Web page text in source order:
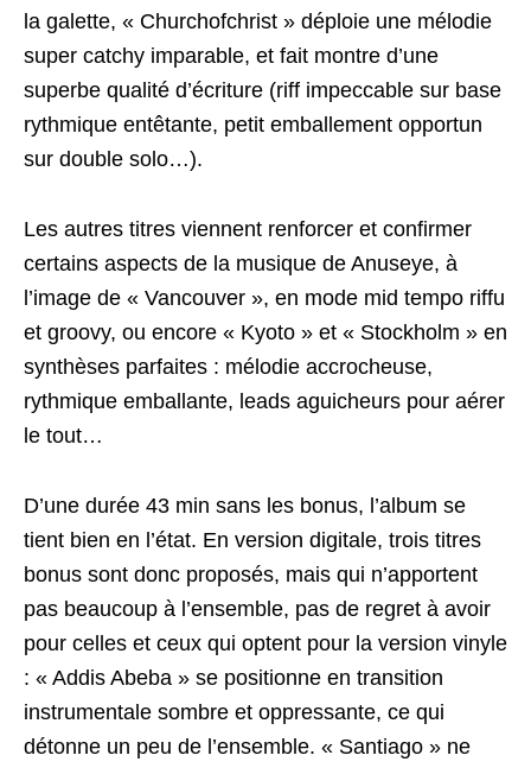
la galette, « Churchofchrist » déploie une mélodie
super catchy imparable, et fait montre d’une
superbe qualité d’écriture (riff impeccable sur base
rythmique entêtante, petit emballement opportun
sur double solo…).
Les autres titres viennent renforcer et confirmer
certains aspects de la musique de Anuseye, à
l’image de « Vancouver », en mode mid tempo riffu
et groovy, ou encore « Kyoto » et « Stockholm » en
synthèses parfaites : mélodie accrocheuse,
rythmique emballante, leads aguicheurs pour aérer
le tout…
D’une durée 43 min sans les bonus, l’album se
tient bien en l’état. En version digitale, trois titres
bonus sont donc proposés, mais qui n’apportent
pas beaucoup à l’ensemble, pas de regret à avoir
pour celles et ceux qui optent pour la version vinyle
: « Addis Abeba » se positionne en transition
instrumentale sombre et oppressante, ce qui
détonne un peu de l’ensemble. « Santiago » ne